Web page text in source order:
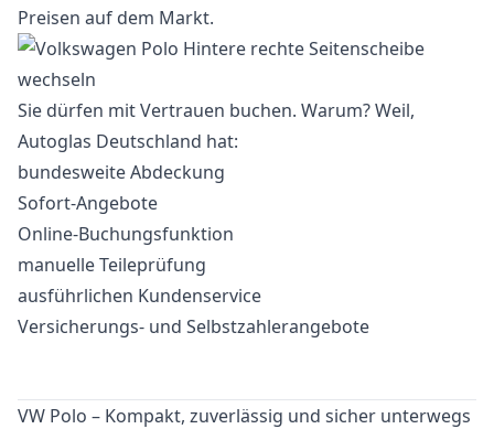
Preisen auf dem Markt.
Sie dürfen mit Vertrauen buchen. Warum? Weil,
Autoglas Deutschland hat:
bundesweite Abdeckung
Sofort-Angebote
Online-Buchungsfunktion
manuelle Teileprüfung
ausführlichen Kundenservice
Versicherungs- und Selbstzahlerangebote
VW Polo – Kompakt, zuverlässig und sicher unterwegs